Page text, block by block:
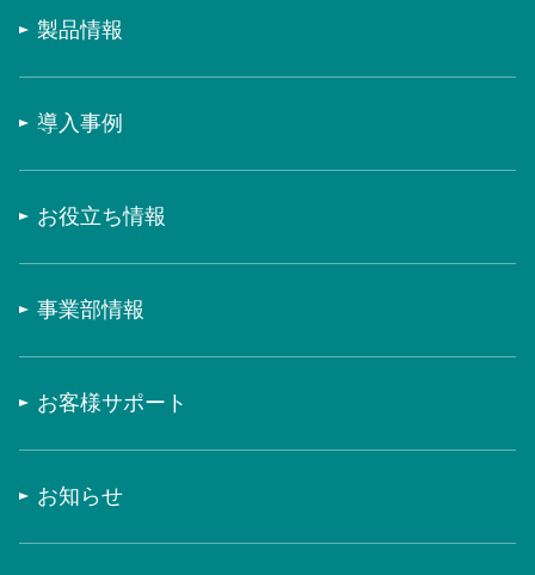
製品情報
導入事例
お役立ち情報
事業部情報
お客様サポート
お知らせ